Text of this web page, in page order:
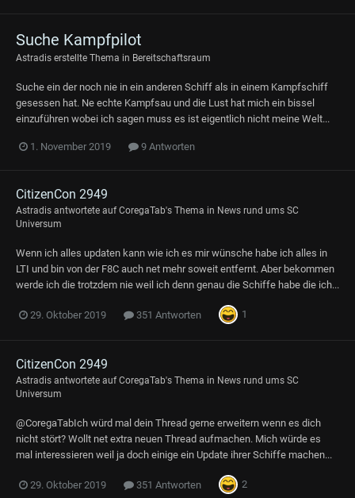
Suche Kampfpilot
Astradis erstellte Thema in Bereitschaftsraum
Suche ein der noch nie in ein anderen Schiff als in einem Kampfschiff
gesessen hat. Ne echte Kampfsau und die Lust hat mich ein bissel
einzuführen wobei ich sagen muss es ist eigentlich nicht meine Welt...
1. November 2019 9 Antworten
CitizenCon 2949
Astradis antwortete aufCoregaTab's Thema in News rund ums SC
Universum
Wenn ich alles updaten kann wie ich es mir wünsche habe ich alles in
LTI und bin von der F8C auch net mehr soweit entfernt. Aber bekommen
werde ich die trotzdem nie weil ich denn genau die Schiffe habe die ich...
29. Oktober 2019 351 Antworten 1
CitizenCon 2949
Astradis antwortete aufCoregaTab's Thema in News rund ums SC
Universum
@CoregaTabIch würd mal dein Thread gerne erweitern wenn es dich
nicht stört? Wollt net extra neuen Thread aufmachen. Mich würde es
mal interessieren weil ja doch einige ein Update ihrer Schiffe machen...
29. Oktober 2019 351 Antworten 2